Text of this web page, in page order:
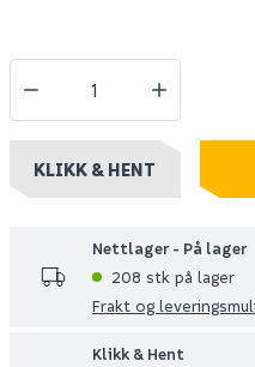
KLIKK & HENT
Nettlager - På lager
208 stk på lager
Frakt og
Klikk & Hent